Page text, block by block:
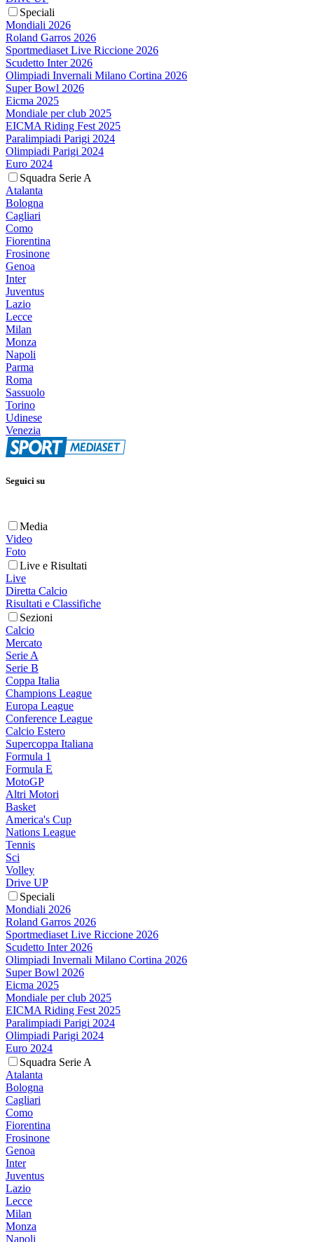
Speciali
Mondiali 2026
Roland Garros 2026
Sportmediaset Live Riccione 2026
Scudetto Inter 2026
Olimpiadi Invernali Milano Cortina 2026
Super Bowl 2026
Eicma 2025
Mondiale per club 2025
EICMA Riding Fest 2025
Paralimpiadi Parigi 2024
Olimpiadi Parigi 2024
Euro 2024
Squadra Serie A
Atalanta
Bologna
Cagliari
Como
Fiorentina
Frosinone
Genoa
Inter
Juventus
Lazio
Lecce
Milan
Monza
Napoli
Parma
Roma
Sassuolo
Torino
Udinese
Venezia
Seguici su
Media
Video
Foto
Live e Risultati
Live
Diretta Calcio
Risultati e Classifiche
Sezioni
Calcio
Mercato
Serie A
Serie B
Coppa Italia
Champions League
Europa League
Conference League
Calcio Estero
Supercoppa Italiana
Formula 1
Formula E
MotoGP
Altri Motori
Basket
America's Cup
Nations League
Tennis
Sci
Volley
Drive UP
Speciali
Mondiali 2026
Roland Garros 2026
Sportmediaset Live Riccione 2026
Scudetto Inter 2026
Olimpiadi Invernali Milano Cortina 2026
Super Bowl 2026
Eicma 2025
Mondiale per club 2025
EICMA Riding Fest 2025
Paralimpiadi Parigi 2024
Olimpiadi Parigi 2024
Euro 2024
Squadra Serie A
Atalanta
Bologna
Cagliari
Como
Fiorentina
Frosinone
Genoa
Inter
Juventus
Lazio
Lecce
Milan
Monza
Napoli